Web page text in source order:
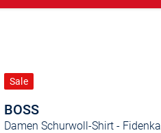
BOSS
Damen Schurwoll-Shirt - Fidenka
Sale